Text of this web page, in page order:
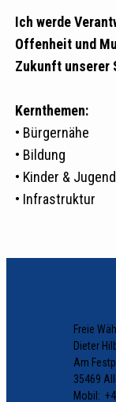
Ich werde
Offenheit und
Zukunft unserer
Kernthemen:
• Bürgernähe
• Bildung
• Kinder & Jugend
• Infrastruktur
Freie
Dieter
Am
35469
Mobil: